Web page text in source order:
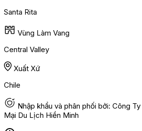
Santa Rita
Vùng Làm Vang
Central Valley
Xuất Xứ
Chile
Nhập khẩu và phân phối bởi: Công
Mại Du Lịch Hiền Minh